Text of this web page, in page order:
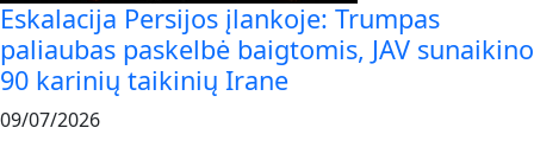
Eskalacija Persijos įlankoje: Trumpas
paliaubas paskelbė baigtomis, JAV sunaikino
90 karinių taikinių Irane
09/07/2026